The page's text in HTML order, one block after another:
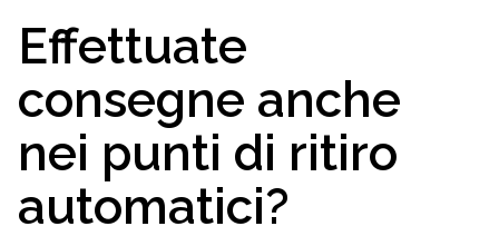
Effettuate
consegne anche
nei punti di ritiro
automatici?